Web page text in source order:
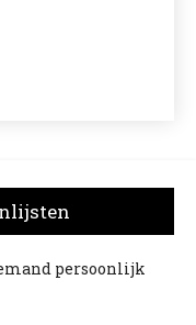
persoonlijk